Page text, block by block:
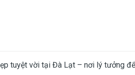
tuyệt vời tại Đà Lạt – nơi lý tưởng